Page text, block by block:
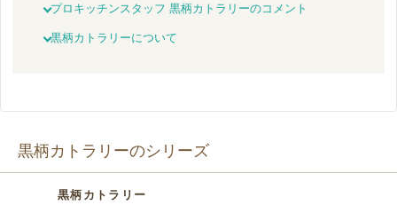
プロキッチンスタッフ 黒柄カトラリーのコメント
黒柄カトラリーについて
黒柄カトラリーのシリーズ
黒柄カトラリー